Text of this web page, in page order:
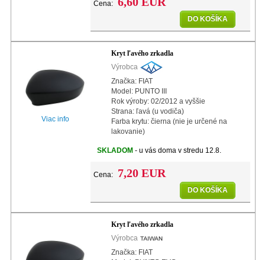
Cena:
DO KOŠÍKA
Viac info
Kryt ľavého zrkadla
Výrobca
Značka: FIAT
Model: PUNTO III
Rok výroby: 02/2012 a vyššie
Strana: ľavá (u vodiča)
Farba krytu: čierna (nie je určené na
lakovanie)
SKLADOM - u vás doma v stredu 12.8.
Cena: 7,20 EUR
DO KOŠÍKA
Kryt ľavého zrkadla
Výrobca
Značka: FIAT